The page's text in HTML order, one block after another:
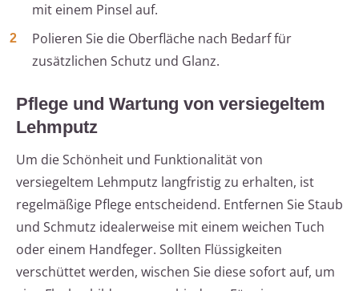
mit einem Pinsel auf.
Polieren Sie die Oberfläche nach Bedarf für
zusätzlichen Schutz und Glanz.
Pflege und Wartung von versiegeltem
Lehmputz
Um die Schönheit und Funktionalität von
versiegeltem Lehmputz langfristig zu erhalten, ist
regelmäßige Pflege entscheidend. Entfernen Sie Staub
und Schmutz idealerweise mit einem weichen Tuch
oder einem Handfeger. Sollten Flüssigkeiten
verschüttet werden, wischen Sie diese sofort auf, um